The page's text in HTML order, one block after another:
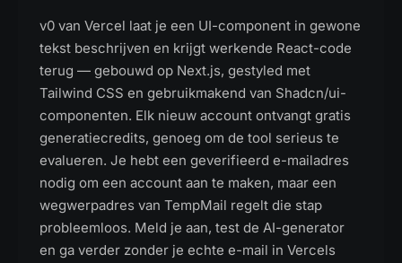
v0 van Vercel laat je een UI-component in gewone
tekst beschrijven en krijgt werkende React-code
terug — gebouwd op Next.js, gestyled met
Tailwind CSS en gebruikmakend van Shadcn/ui-
componenten. Elk nieuw account ontvangt gratis
generatiecredits, genoeg om de tool serieus te
evalueren. Je hebt een geverifieerd e-mailadres
nodig om een account aan te maken, maar een
wegwerpadres van TempMail regelt die stap
probleemloos. Meld je aan, test de AI-generator
en ga verder zonder je echte e-mail in Vercels